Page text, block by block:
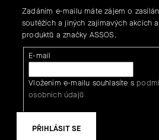
Zadáním e-mailu máte zájem o
soutěžích a jiných zajímavých akcích
produktů a značky ASSOS.
E-mail
Vložením e-mailu souhlasíte s
osobních údajů
PŘIHLÁSIT SE